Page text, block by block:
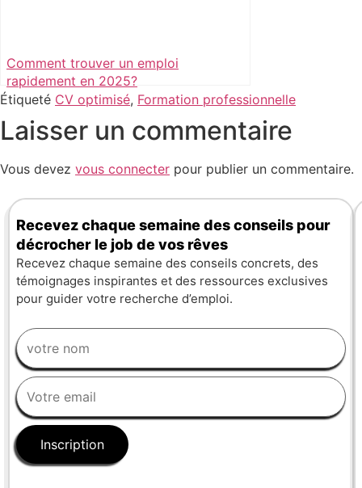
Comment trouver un emploi
rapidement en 2025?
Étiqueté CV optimisé, Formation professionnelle
Laisser un commentaire
Vous devez vous connecter pour publier un commentaire.
Recevez chaque semaine des conseils pour
décrocher le job de vos rêves
Recevez chaque semaine des conseils concrets, des
témoignages inspirantes et des ressources exclusives
pour guider votre recherche d’emploi.
Inscription